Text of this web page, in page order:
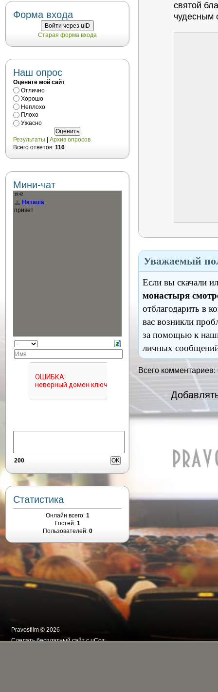
святой
чудесным
Уважаемый
Если вы скачали
монастыря
отблагодарить в
вас возникли
за помощью к
личных
Всего комментариев:
Форма входа
Войти через uID
Старая форма входа
Наш опрос
Оцените мой сайт
Отлично
Хорошо
Неплохо
Плохо
Ужасно
Результаты
Архив опросов
Всего ответов: 116
Мини-чат
200
Статистика
Онлайн всего: 1
Гостей: 1
Пользователей: 0
Pravosfilm © 2026
Сделатьбесплатный сайтсuCoz